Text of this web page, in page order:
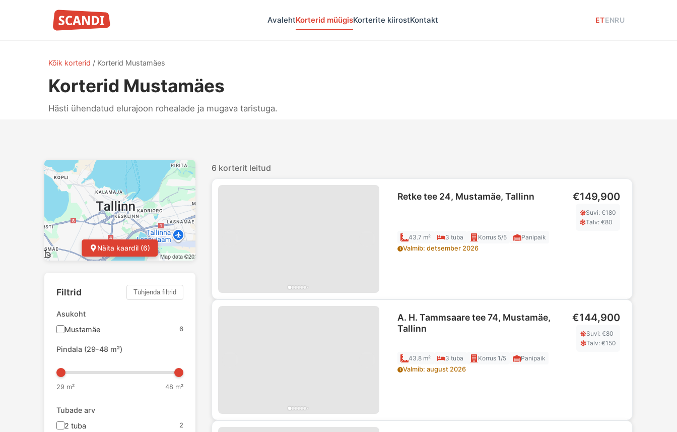
AvalehtKorterid müügisKorterite kiirostKontakt ETENRU
Kõik korterid / Korterid Mustamäes
Korterid Mustamäes
Hästi ühendatud elurajoon rohealade ja mugava taristuga.
Näita kaardil (6)
Filtrid Tühjenda filtrid
Asukoht
Mustamäe
6
Pindala (29-48 m²)
29 m² 48 m²
Tubade arv
2 tuba 2
6 korterit leitud
Retke tee 24, Mustamäe, Tallinn €149,900
Suvi: €180
Talv: €80
43.7 m² 3 tuba Korrus 5/5
Panipaik
Valmib: detsember 2026
A. H. Tammsaare tee 74, Mustamäe,
Tallinn
€144,900
Suvi: €80
Talv: €150
43.8 m² 3 tuba Korrus 1/5
Panipaik
Valmib: august 2026